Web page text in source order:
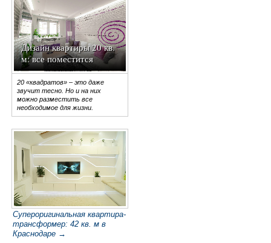
Дизайн квартиры 20 кв.
м: все поместится
20 «квадратов» – это даже
звучит тесно. Но и на них
можно разместить все
необходимое для жизни.
Супероригинальная квартира-
трансформер: 42 кв. м в
Краснодаре →